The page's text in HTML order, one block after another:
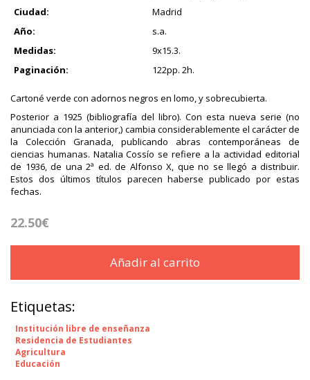
Ciudad:
Madrid
Año:
s.a.
Medidas:
9x15.3.
Paginación:
122pp. 2h.
Cartoné verde con adornos negros en lomo, y sobrecubierta.
Posterior a 1925 (bibliografía del libro). Con esta nueva serie (no
anunciada con la anterior,) cambia considerablemente el carácter de
la Colección Granada, publicando abras contemporáneas de
ciencias humanas. Natalia Cossío se refiere a la actividad editorial
de 1936, de una 2ª ed. de Alfonso X, que no se llegó a distribuir.
Estos dos últimos títulos parecen haberse publicado por estas
fechas.
22.50€
Añadir al carrito
Etiquetas:
Institución libre de enseñanza
Residencia de Estudiantes
Agricultura
Educación